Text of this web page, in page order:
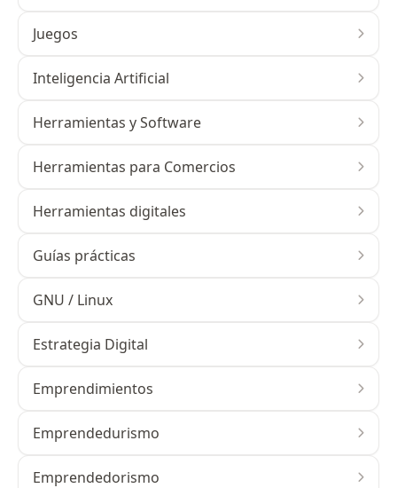
Juegos
Inteligencia Artificial
Herramientas y Software
Herramientas para Comercios
Herramientas digitales
Guías prácticas
GNU / Linux
Estrategia Digital
Emprendimientos
Emprendedurismo
Emprendedorismo